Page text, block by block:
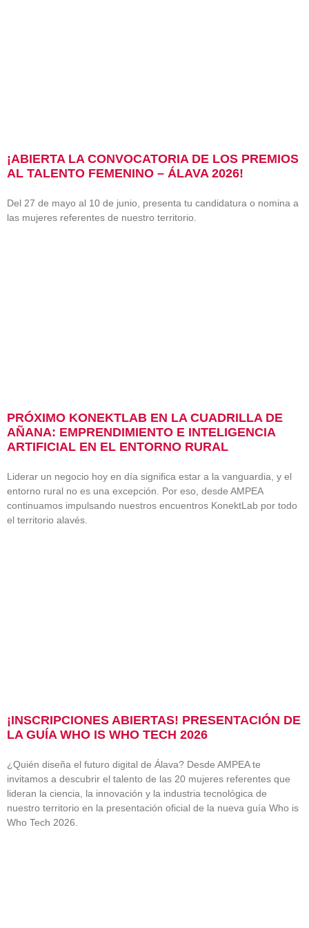
¡ABIERTA LA CONVOCATORIA DE LOS PREMIOS
AL TALENTO FEMENINO – ÁLAVA 2026!
Del 27 de mayo al 10 de junio, presenta tu candidatura o nomina a
las mujeres referentes de nuestro territorio.
PRÓXIMO KONEKTLAB EN LA CUADRILLA DE
AÑANA: EMPRENDIMIENTO E INTELIGENCIA
ARTIFICIAL EN EL ENTORNO RURAL
Liderar un negocio hoy en día significa estar a la vanguardia, y el
entorno rural no es una excepción. Por eso, desde AMPEA
continuamos impulsando nuestros encuentros KonektLab por todo
el territorio alavés.
¡INSCRIPCIONES ABIERTAS! PRESENTACIÓN DE
LA GUÍA WHO IS WHO TECH 2026
¿Quién diseña el futuro digital de Álava? Desde AMPEA te
invitamos a descubrir el talento de las 20 mujeres referentes que
lideran la ciencia, la innovación y la industria tecnológica de
nuestro territorio en la presentación oficial de la nueva guía Who is
Who Tech 2026.